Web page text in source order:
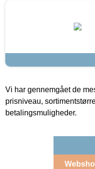
Vi har gennemgået de
prisniveau,
betalingsmuligheder.